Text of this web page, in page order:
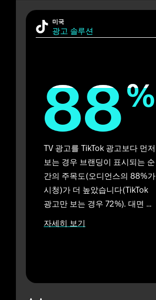
미국
광고 솔루션
88%
88%
TV 광고를 TikTok 광고보다 먼저
보는 경우 브랜딩이 표시되는 순
간의 주목도(오디언스의 88%가
시청)가 더 높았습니다(TikTok
광고만 보는 경우 72%). 대면 환
자세히 보기